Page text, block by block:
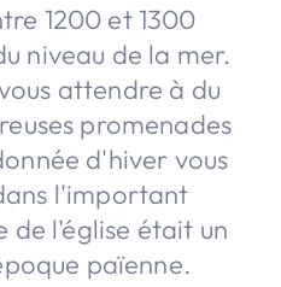
1200 et 1300
niveau de la mer.
attendre à du
promenades
d'hiver vous
l'important
de l'église était un
païenne.